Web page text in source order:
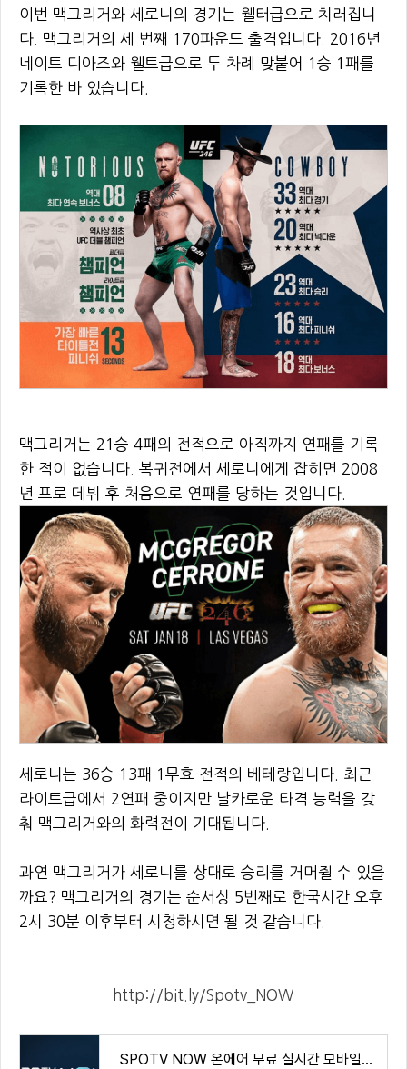
이번 맥그리거와 세로니의 경기는 웰터급으로 치러집니
다. 맥그리거의 세 번째 170파운드 출격입니다. 2016년
네이트 디아즈와 웰트급으로 두 차례 맞붙어 1승 1패를
기록한 바 있습니다.
맥그리거는 21승 4패의 전적으로 아직까지 연패를 기록
한 적이 없습니다. 복귀전에서 세로니에게 잡히면 2008
년 프로 데뷔 후 처음으로 연패를 당하는 것입니다.
세로니는 36승 13패 1무효 전적의 베테랑입니다. 최근
라이트급에서 2연패 중이지만 날카로운 타격 능력을 갖
춰 맥그리거와의 화력전이 기대됩니다.
과연 맥그리거가 세로니를 상대로 승리를 거머쥘 수 있을
까요? 맥그리거의 경기는 순서상 5번째로 한국시간 오후
2시 30분 이후부터 시청하시면 될 것 같습니다.
http://bit.ly/Spotv_NOW
SPOTV NOW 온에어 무료 실시간 모바일앱 이용 안내 SPOTV NOW